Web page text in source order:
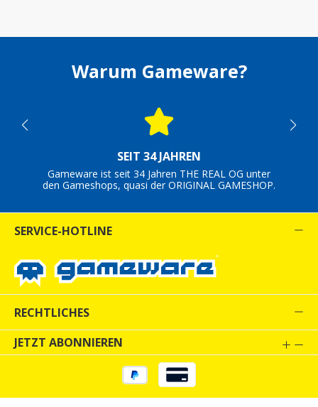
Warum Gameware?
SEIT 34 JAHREN
Gameware ist seit 34 Jahren THE REAL OG unter
den Gameshops, quasi der ORIGINAL GAMESHOP.
SERVICE-HOTLINE
RECHTLICHES
JETZT ABONNIEREN